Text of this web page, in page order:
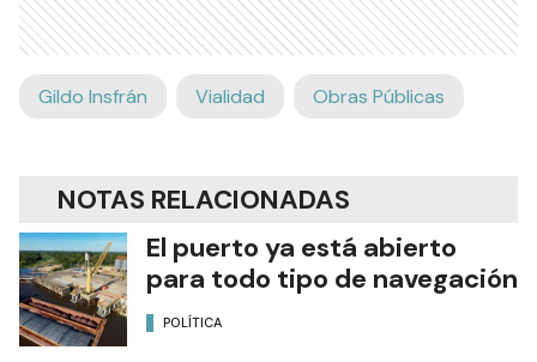
Gildo Insfrán Vialidad Obras Públicas
NOTAS RELACIONADAS
El puerto ya está abierto
para todo tipo de navegación
POLÍTICA